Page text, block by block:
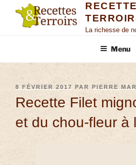
La richesse de
Menu
8 FÉVRIER 2017 PAR PIERRE
Recette Filet
et du chou-fleur à